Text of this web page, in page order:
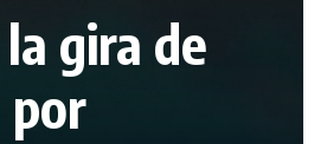
gira de
por